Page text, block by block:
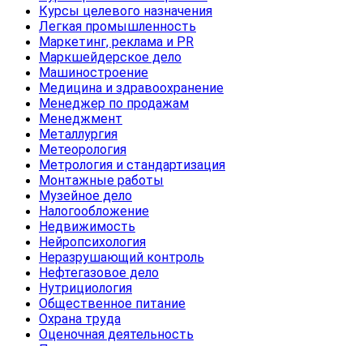
Курсы целевого назначения
Легкая промышленность
Маркетинг, реклама и PR
Маркшейдерское дело
Машиностроение
Медицина и здравоохранение
Менеджер по продажам
Менеджмент
Металлургия
Метеорология
Метрология и стандартизация
Монтажные работы
Музейное дело
Налогообложение
Недвижимость
Нейропсихология
Неразрушающий контроль
Нефтегазовое дело
Нутрициология
Общественное питание
Охрана труда
Оценочная деятельность